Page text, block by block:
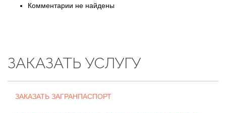
Комментарии не найдены
ЗАКАЗАТЬ УСЛУГУ
ЗАКАЗАТЬ ЗАГРАНПАСПОРТ